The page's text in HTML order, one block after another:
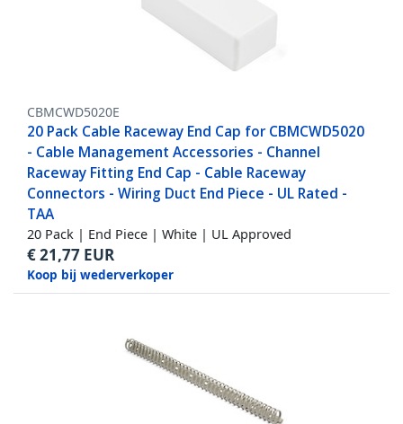
CBMCWD5020E
20 Pack Cable Raceway End Cap for CBMCWD5020
- Cable Management Accessories - Channel
Raceway Fitting End Cap - Cable Raceway
Connectors - Wiring Duct End Piece - UL Rated -
TAA
20 Pack | End Piece | White | UL Approved
€21,77 EUR
Koop bij wederverkoper